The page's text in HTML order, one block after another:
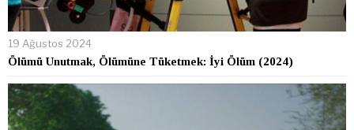
19 Ağustos 2024
Ölümü Unutmak, Ölümüne Tüketmek: İyi Ölüm (2024)